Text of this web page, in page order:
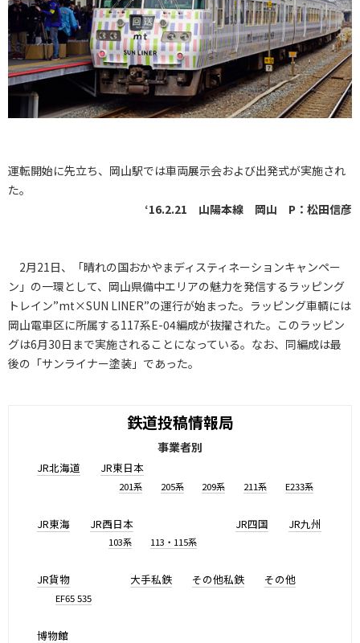
運転開始に先立ち、岡山駅では車両展示会および出発式が実施され
た。
‘16.2.21 山陽本線 岡山 P：松田信彦
2月21日、「晴れの国おかやまディスティネーションキャンペー
ン」の一環として、岡山県備中エリアの魅力を発信するラッピング
トレイン”mt×SUN LINER”の運行が始まった。ラッピング車輌には
岡山電車区に所属する117系E-04編成が抜擢された。このラッピン
グは6月30日まで実施されることになっている。なお、同編成は最
後の「サンライナー塗装」であった。
鉄道投稿情報局
事業者別
JR北海道 JR東日本
201系 205系 209系 211系 E233系
JR東海 JR西日本
103系 113・115系
JR四国 JR九州
JR貨物
EF65 535
大手私鉄 その他私鉄 その他
博物館